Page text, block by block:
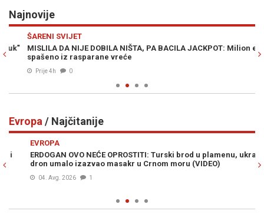
Najnovije
ŠARENI SVIJET
MISLILA DA NIJE DOBILA NIŠTA, PA BACILA JACKPOT: Milion eura
spašeno iz rasparane vreće
Prije 4h 0
Previous
Evropa / Najčitanije
EVROPA
ERDOGAN OVO NEĆE OPROSTITI: Turski brod u plamenu, ukrajinski
dron umalo izazvao masakr u Crnom moru (VIDEO)
04. Avg. 2026 1